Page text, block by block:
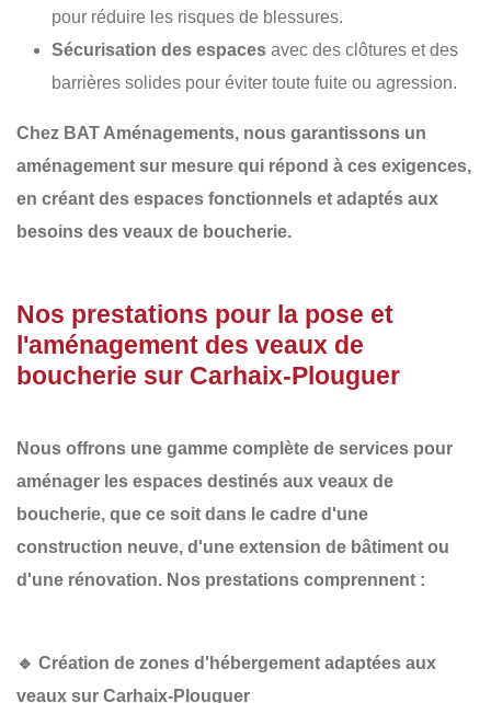
pour réduire les risques de blessures.
Sécurisation des espaces avec des clôtures et des
barrières solides pour éviter toute fuite ou agression.
Chez BAT Aménagements, nous garantissons un
aménagement sur mesure qui répond à ces exigences,
en créant des espaces fonctionnels et adaptés aux
besoins des veaux de boucherie.
Nos prestations pour la pose et
l'aménagement des veaux de
boucherie sur Carhaix-Plouguer
Nous offrons une gamme complète de services pour
aménager les espaces destinés aux veaux de
boucherie, que ce soit dans le cadre d'une
construction neuve, d'une extension de bâtiment ou
d'une rénovation. Nos prestations comprennent :
🔹 Création de zones d'hébergement adaptées aux
veaux sur Carhaix-Plouguer